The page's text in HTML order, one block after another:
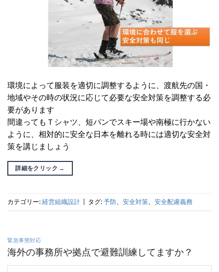
環境によって服装を適切に調整するように、渡航先の国・
地域やその時の状況に応じて必要な安全対策を調整する必
要があります
間違ってもＴシャツ、短パンでスキー場や南極に行かない
ように、相対的に安全な日本を離れる時には適切な安全対
策を講じましょう
詳細をクリック →
カテゴリー:経営組織設計 タグ:予防、 安全対策、 安全配慮義務
緊急事態対応
海外の事務所や拠点で避難訓練してますか？